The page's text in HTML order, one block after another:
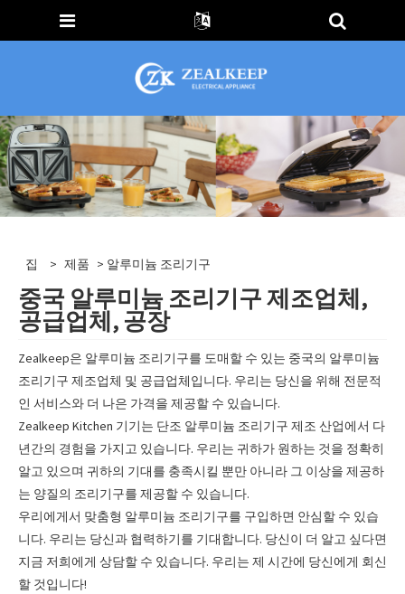
집 > 제품 > 알루미늄 조리기구
중국 알루미늄 조리기구 제조업체,
공급업체, 공장
Zealkeep은 알루미늄 조리기구를 도매할 수 있는 중국의 알루미늄
조리기구 제조업체 및 공급업체입니다. 우리는 당신을 위해 전문적
인 서비스와 더 나은 가격을 제공할 수 있습니다.
Zealkeep Kitchen 기기는 단조 알루미늄 조리기구 제조 산업에서 다
년간의 경험을 가지고 있습니다. 우리는 귀하가 원하는 것을 정확히
알고 있으며 귀하의 기대를 충족시킬 뿐만 아니라 그 이상을 제공하
는 양질의 조리기구를 제공할 수 있습니다.
우리에게서 맞춤형 알루미늄 조리기구를 구입하면 안심할 수 있습
니다. 우리는 당신과 협력하기를 기대합니다. 당신이 더 알고 싶다면
지금 저희에게 상담할 수 있습니다. 우리는 제 시간에 당신에게 회신
할 것입니다!